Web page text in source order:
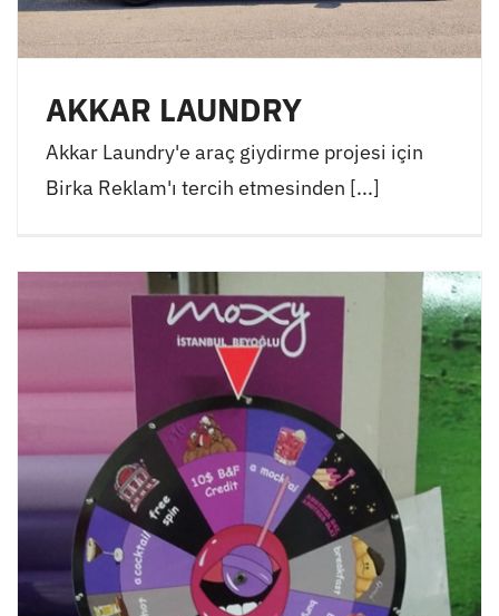
AKKAR LAUNDRY
Akkar Laundry'e araç giydirme projesi için
Birka Reklam'ı tercih etmesinden [...]